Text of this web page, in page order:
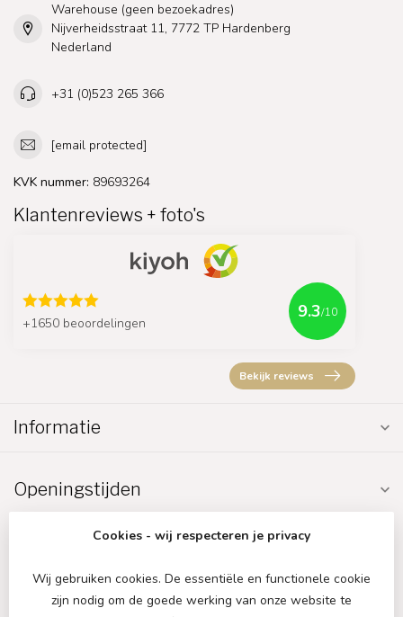
Warehouse (geen bezoekadres)
Nijverheidsstraat 11, 7772 TP Hardenberg
Nederland
+31 (0)523 265 366
[email protected]
KVK nummer: 89693264
Klantenreviews + foto's
+1650 beoordelingen
9.3/10
Bekijk reviews
Informatie
Openingstijden
Cookies - wij respecteren je privacy
Wij gebruiken cookies. De essentiële en functionele cookie
zijn nodig om de goede werking van onze website te